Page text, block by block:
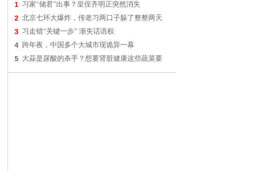
1 习家“储君”出事？皇侄齐明正突然消失
2 北京七环大爆炸，传老习两口子躲了整整两天
3 习走错“关键一步” 渐失话语权
4 跨年夜，中国多个大城市现诡异一幕
5 大蒜是尿酸的杀手？想要肾脏健康这些蔬菜要